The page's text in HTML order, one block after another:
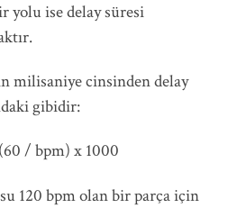
yolu ise delay süresi
milisaniye cinsinden delay
gibidir:
/ bpm) x 1000
120 bpm olan bir parça için